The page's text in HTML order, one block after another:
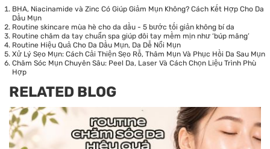
BHA, Niacinamide và Zinc Có Giúp Giảm Mụn Không? Cách Kết Hợp Cho Da
Dầu Mụn
Routine skincare mùa hè cho da dầu - 5 bước tối giản không bí da
Routine chăm da tay chuẩn spa giúp đôi tay mềm mịn như ‘búp măng’
Routine Hiệu Quả Cho Da Dầu Mụn, Da Dễ Nổi Mụn
Xử Lý Sẹo Mụn: Cách Cải Thiện Sẹo Rỗ, Thâm Mụn Và Phục Hồi Da Sau Mụn
Chăm Sóc Mụn Chuyên Sâu: Peel Da, Laser Và Cách Chọn Liệu Trình Phù
Hợp
RELATED BLOG